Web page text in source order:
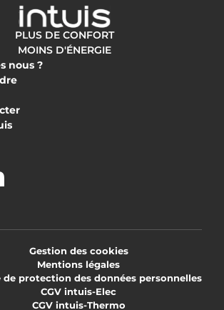
PLUS DE CONFORT
MOINS D'ÉNERGIE
nous ?
Linkedin
Gestion des cookies
Mentions légales
protection des données personnelles
CGV intuis-Elec
CGV intuis-Thermo